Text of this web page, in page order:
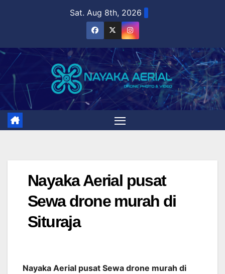
Sat. Aug 8th, 2026
Nayaka Aerial pusat
Sewa drone murah di
Situraja
Nayaka Aerial pusat Sewa drone murah di